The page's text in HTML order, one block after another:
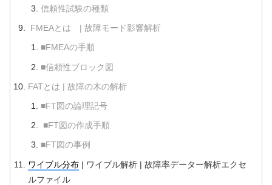
信頼性試験の種類
FMEAとは | 故障モード影響解析
■FMEAの手順
■信頼性ブロック図
FATとは | 故障の木の解析
■FT図の論理記号
■FT図の作成手順
■FT図の事例
ワイブル分布| ワイブル解析 | 故障率データー解析エクセ
ルファイル